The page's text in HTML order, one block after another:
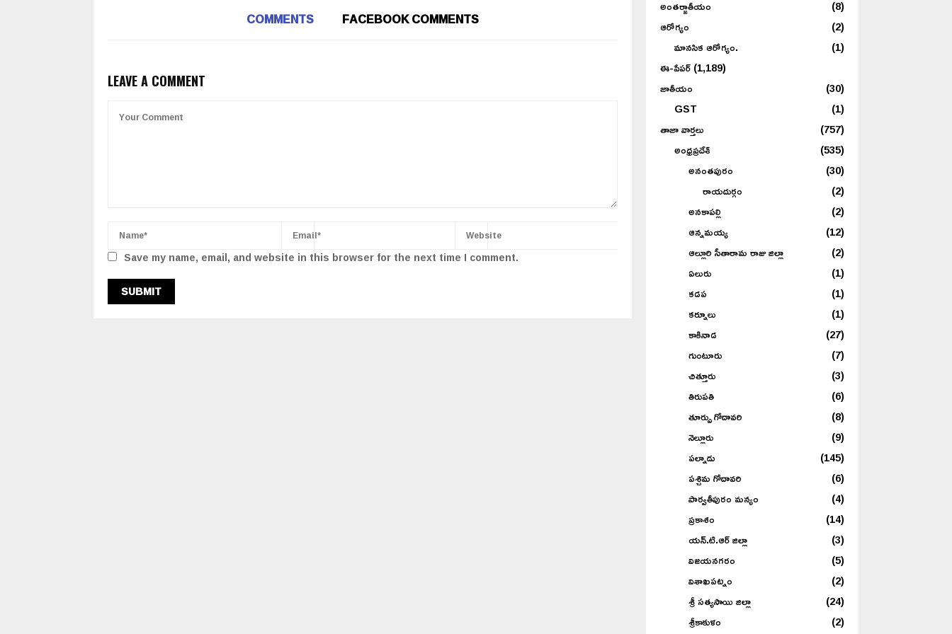
COMMENTS FACEBOOK COMMENTS
LEAVE A COMMENT
Save my name, email, and website in this browser for the next time I comment.
అంతర్జాతీయం
(8)
ఆరోగ్యం
(2)
మానసిక ఆరోగ్యం.
(1)
ఈ-పేపర్(1,189)
జాతీయం
(30)
GST
(1)
తాజా వార్తలు
(757)
అంధ్రప్రదేశ్
(535)
అనంతపురం
(30)
రాయదుర్గం
(2)
అనకాపల్లి
(2)
ఆన్నమయ్య
(12)
ఆల్లూరి సీతారామ రాజు జిల్లా
(2)
ఏలురు
(1)
కడప
(1)
కర్నూలు
(1)
కాకినాడ
(27)
గుంటూరు
(7)
చిత్తూరు
(3)
తిరుపతి
(6)
తూర్పు గోదావరి
(8)
నెల్లూరు
(9)
పల్నాడు
(145)
పశ్చిమ గోదావరి
(6)
పార్వతీపురం మన్యం
(4)
ప్రకాశం
(14)
యన్.టి.ఆర్ జిల్లా
(3)
విజయనగరం
(5)
విశాఖపట్నం
(2)
శ్రీ సత్యసాయి జిల్లా
(24)
శ్రీకాకుళం
(2)